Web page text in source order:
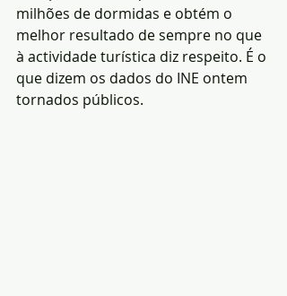
milhões de dormidas e obtém o
melhor resultado de sempre no que
à actividade turística diz respeito. É o
que dizem os dados do INE ontem
tornados públicos.